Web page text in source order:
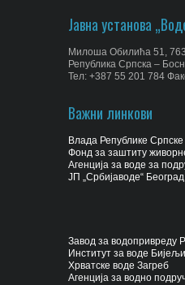
Јавна установа
Милоша Обилића 51,
Република Српска –
Тел: +387 55 201 784
Важни линкови
Влада Републике Српске
Фонд за заштиту
Агенција за воде за
ЈП „Србијаводе“
Завод за водопривреду
Институт за воде
Хрватске воде Загреб
Агенција за водно